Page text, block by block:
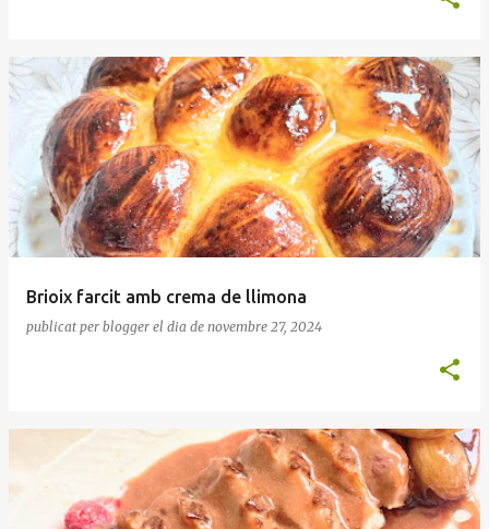
Brioix farcit amb crema de llimona
publicat per blogger el dia de novembre 27, 2024